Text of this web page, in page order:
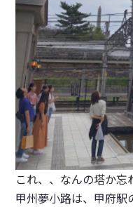
これ、、なんの塔か忘
甲州夢小路は、甲府駅